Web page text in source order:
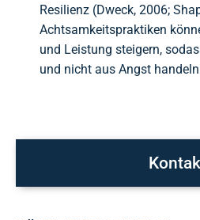
Resilienz (Dweck, 2006;
Achtsamkeitspraktiken
und Leistung steigern,
und nicht aus Angst